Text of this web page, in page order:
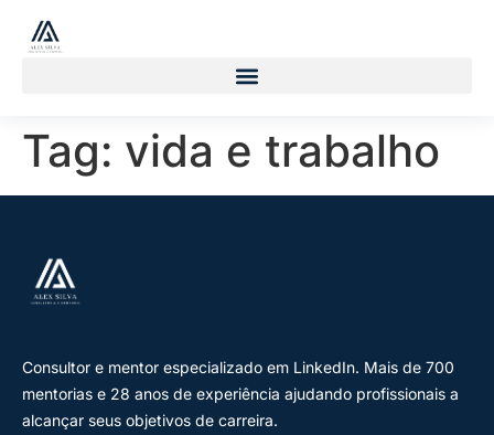
Tag: vida e trabalho
Consultor e mentor especializado em LinkedIn. Mais de 700
mentorias e 28 anos de experiência ajudando profissionais a
alcançar seus objetivos de carreira.